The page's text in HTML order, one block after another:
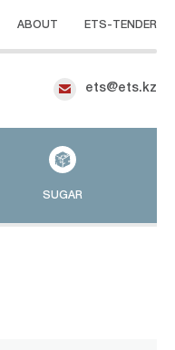
ABOUT ETS-TENDER
ets@ets.kz
SUGAR